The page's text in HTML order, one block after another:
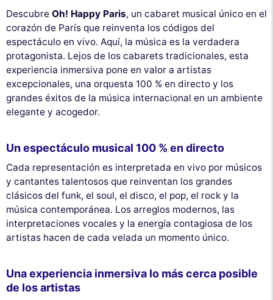
Descubre Oh! Happy Paris, un cabaret musical único en el
corazón de París que reinventa los códigos del
espectáculo en vivo. Aquí, la música es la verdadera
protagonista. Lejos de los cabarets tradicionales, esta
experiencia inmersiva pone en valor a artistas
excepcionales, una orquesta 100 % en directo y los
grandes éxitos de la música internacional en un ambiente
elegante y acogedor.
Un espectáculo musical 100 % en directo
Cada representación es interpretada en vivo por músicos
y cantantes talentosos que reinventan los grandes
clásicos del funk, el soul, el disco, el pop, el rock y la
música contemporánea. Los arreglos modernos, las
interpretaciones vocales y la energía contagiosa de los
artistas hacen de cada velada un momento único.
Una experiencia inmersiva lo más cerca posible
de los artistas